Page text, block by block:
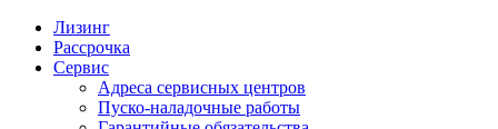
Лизинг
Рассрочка
Сервис
Адреса сервисных центров
Пуско-наладочные работы